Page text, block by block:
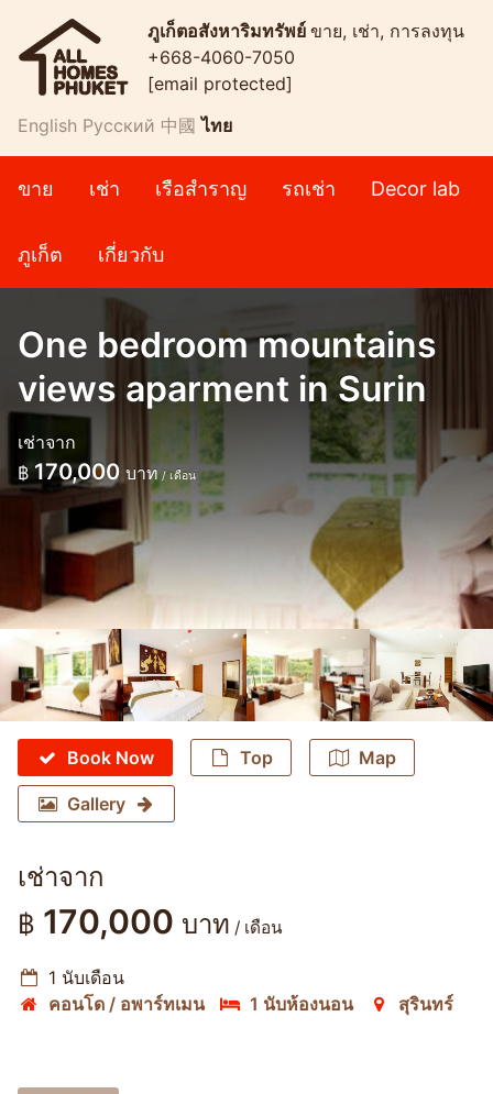
ภูเก็ตอสังหาริมทรัพย์ ขาย, เช่า, การลงทุน
+668-4060-7050
[email protected]
English Русский 中國 ไทย
ขาย เช่า เรือสำราญ รถเช่า Decor lab
ภูเก็ต เกี่ยวกับ
One bedroom mountains
views aparment in Surin
เช่าจาก
฿ 170,000 บาท/ เดือน
Book Now Top Map
Gallery
เช่าจาก
฿ 170,000 บาท / เดือน
1 นับเดือน
คอนโด / อพาร์ทเมน
1 นับห้องนอน สุรินทร์